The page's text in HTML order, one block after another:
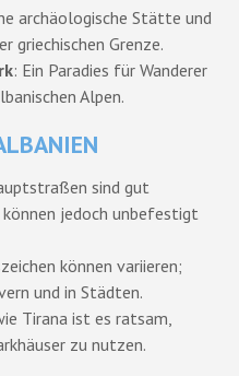
archäologische Stätte und
griechischen Grenze.
: Ein Paradies für Wanderer
Alpen.
sind gut
jedoch unbefestigt
können variieren;
und in Städten.
Tirana ist es ratsam,
zu nutzen.